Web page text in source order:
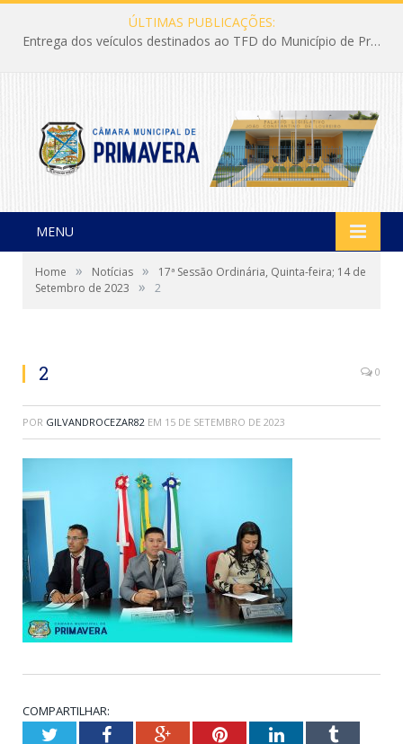
ÚLTIMAS PUBLICAÇÕES:
Entrega dos veículos destinados ao TFD do Município de Primavera
MENU
Home » Notícias »
17ª Sessão Ordinária, Quinta-feira; 14 de
Setembro de 2023
» 2
2 0
POR GILVANDROCEZAR82 EM 15 DE SETEMBRO DE 2023
COMPARTILHAR:
TwitterFacebookGoogle+PinterestLinkedInTumblr